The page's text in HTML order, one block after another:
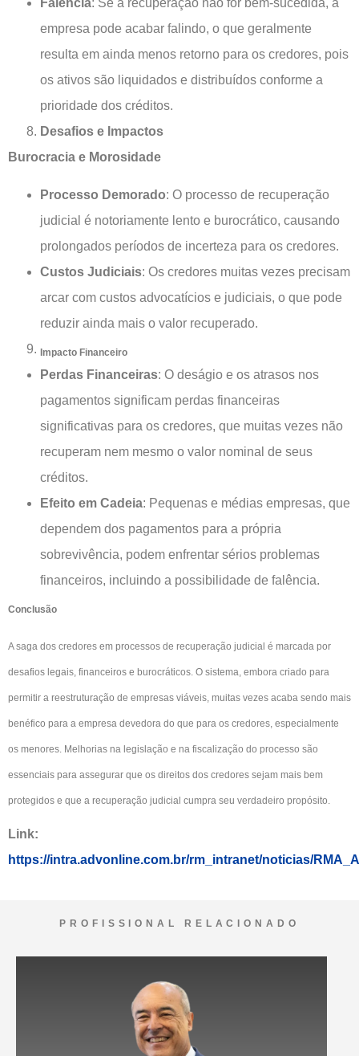
Falência: Se a recuperação não for bem-sucedida, a
empresa pode acabar falindo, o que geralmente
resulta em ainda menos retorno para os credores, pois
os ativos são liquidados e distribuídos conforme a
prioridade dos créditos.
Desafios e Impactos
Burocracia e Morosidade
Processo Demorado: O processo de recuperação
judicial é notoriamente lento e burocrático, causando
prolongados períodos de incerteza para os credores.
Custos Judiciais: Os credores muitas vezes precisam
arcar com custos advocatícios e judiciais, o que pode
reduzir ainda mais o valor recuperado.
Impacto Financeiro
Perdas Financeiras: O deságio e os atrasos nos
pagamentos significam perdas financeiras
significativas para os credores, que muitas vezes não
recuperam nem mesmo o valor nominal de seus
créditos.
Efeito em Cadeia: Pequenas e médias empresas, que
dependem dos pagamentos para a própria
sobrevivência, podem enfrentar sérios problemas
financeiros, incluindo a possibilidade de falência.
Conclusão
A saga dos credores em processos de recuperação judicial é marcada por
desafios legais, financeiros e burocráticos. O sistema, embora criado para
permitir a reestruturação de empresas viáveis, muitas vezes acaba sendo mais
benéfico para a empresa devedora do que para os credores, especialmente
os menores. Melhorias na legislação e na fiscalização do processo são
essenciais para assegurar que os direitos dos credores sejam mais bem
protegidos e que a recuperação judicial cumpra seu verdadeiro propósito.
Link:
https://intra.advonline.com.br/rm_intranet/noticias/
PROFISSIONAL RELACIONADO